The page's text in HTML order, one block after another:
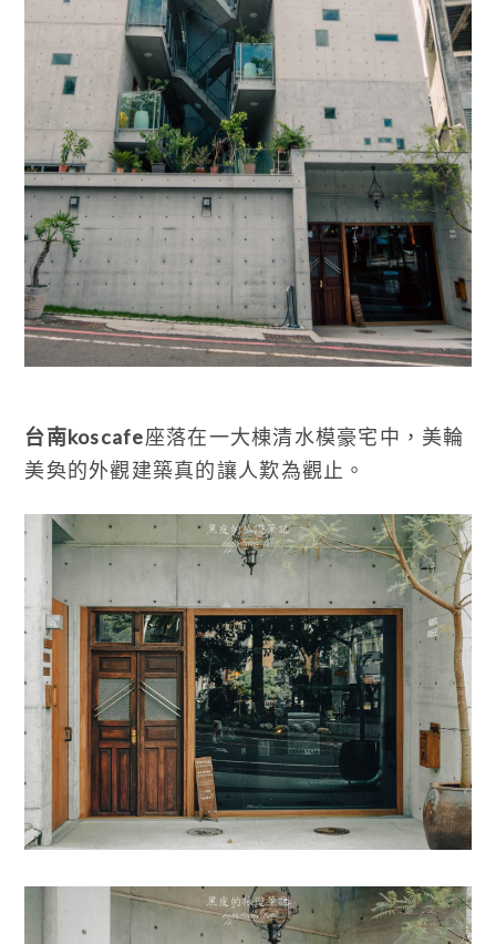
台南koscafe座落在一大棟清水模豪宅中，美輪
美奐的外觀建築真的讓人歎為觀止。